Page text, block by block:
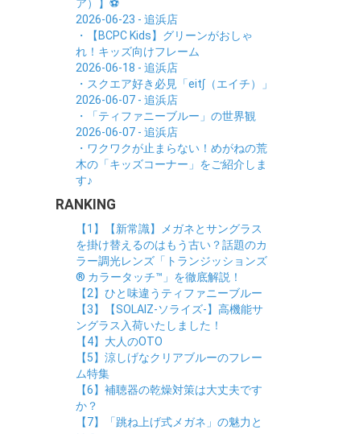
ア）】⚽
2026-06-23 - 追浜店
・【BCPC Kids】グリーンがおしゃ
れ！キッズ向けフレーム
2026-06-18 - 追浜店
・スクエア好き必見「eit∫（エイチ）」
2026-06-07 - 追浜店
・「ティファニーブルー」の世界観
2026-06-07 - 追浜店
・ワクワクが止まらない！めがねの荒
木の「キッズコーナー」をご紹介しま
す♪
RANKING
【1】【新常識】メガネとサングラス
を掛け替えるのはもう古い？話題のカ
ラー調光レンズ「トランジッションズ
® カラータッチ™」を徹底解説！
【2】ひと味違うティファニーブルー
【3】【SOLAIZ-ソライズ-】高機能サ
ングラス入荷いたしました！
【4】大人のOTO
【5】涼しげなクリアブルーのフレー
ム特集
【6】補聴器の乾燥対策は大丈夫です
か？
【7】「跳ね上げ式メガネ」の魅力と